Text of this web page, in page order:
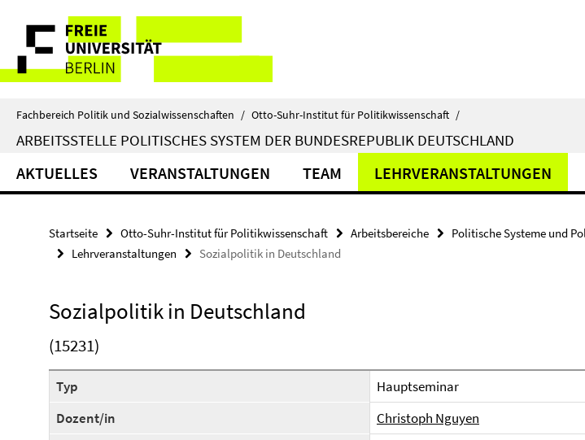
direkt
Inhalt
Service-
Navigation
Fachbereich Politik und Sozialwissenschaften / Otto-Suhr-Institut für Politikwissenschaft /
ARBEITSSTELLE POLITISCHES SYSTEM DER BUNDESREPUBLIK DEUTSCHLAND
AKTUELLES VERANSTALTUNGEN TEAM LEHRVERANSTALTUNGEN
Startseite Otto-Suhr-Institut für Politikwissenschaft Arbeitsbereiche Politische Systeme und
Lehrveranstaltungen
Sozialpolitik in Deutschland
Sozialpolitik in Deutschland
(15231)
Typ
Hauptseminar
Dozent/in
Christoph Nguyen